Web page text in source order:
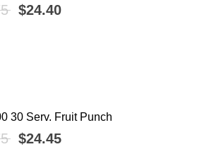
El precio original era: $28.75.
$24.40El precio actual es:
30 Serv. Fruit Punch
El precio original era: $28.75.
$24.45El precio actual es: